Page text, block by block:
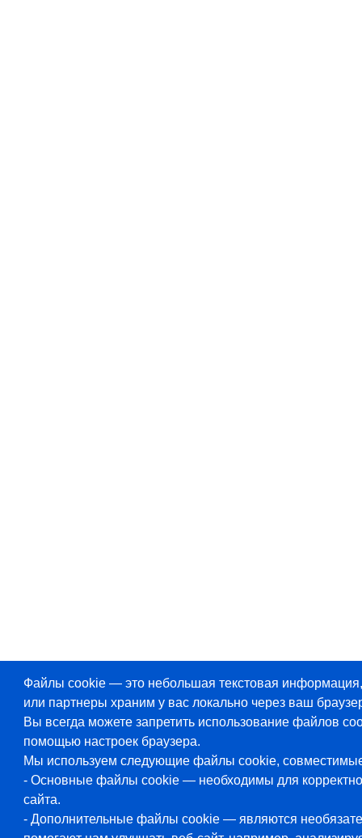
Файлы cookie — это небольшая текстовая
или партнеры храним у вас локально через ваш
Вы всегда можете запретить использование файлов
помощью настроек браузера.
Мы используем следующие файлы cookie,
- Основные файлы cookie — необходимы для
сайта.
- Дополнительные файлы cookie — являются